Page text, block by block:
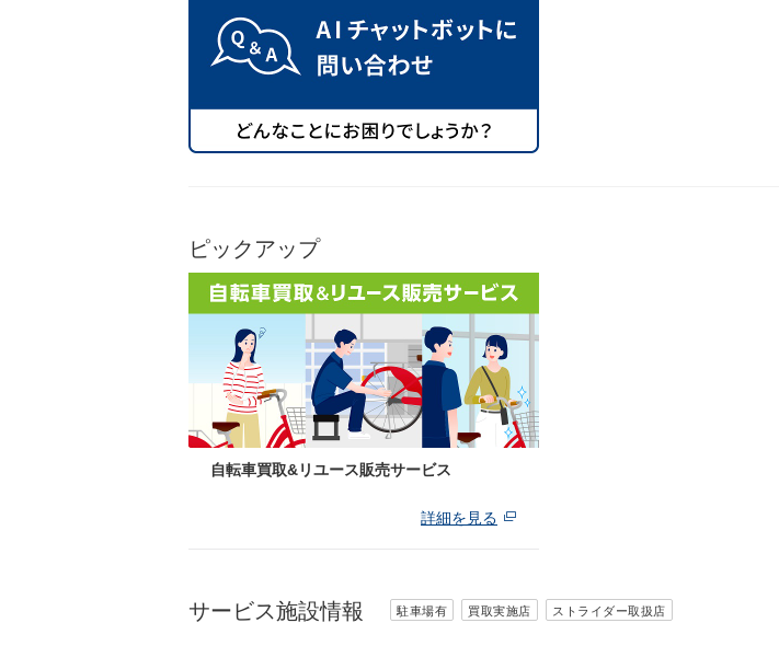
ピックアップ
自転車買取&リユース販売サービス
詳細を見る
サービス施設情報 駐車場有 買取実施店 ストライダー取扱店